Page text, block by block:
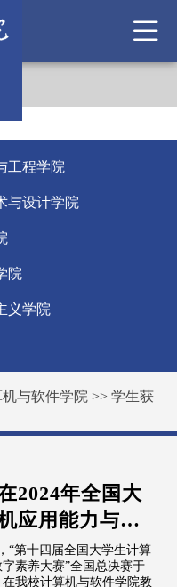
工程学院
与设计学院
院
义学院
与软件学院 >>学生获
2024年全国大
应用能力与数
中喜获佳绩
“第十四届全国大学生计算
素养大赛”全国总决赛于
我校计算机与软件学院教